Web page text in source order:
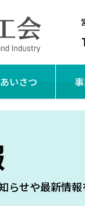
いさつ
らせや最新情報